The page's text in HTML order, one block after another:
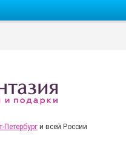
Петербург и всей России